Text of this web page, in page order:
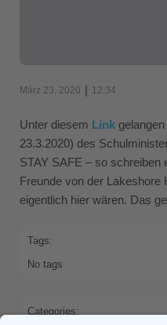
März 23, 2020 | 12:34
Unter diesem Link
23.3.2020) des
STAY SAFE – so
Freunde von der Lakeshore
eigentlich hier wären. Das
Tags:
No tags
Categories: